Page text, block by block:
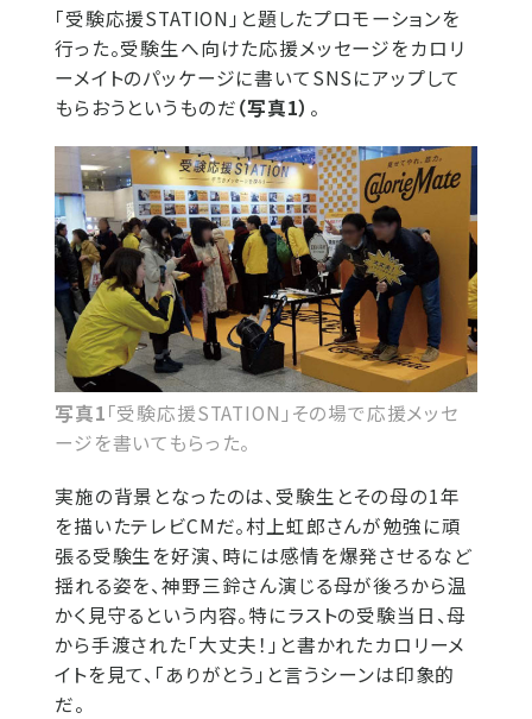
「受験応援STATION」と題したプロモーションを
行った。受験生へ向けた応援メッセージをカロリ
ーメイトのパッケージに書いてSNSにアップして
もらおうというものだ（写真1） 。
写真1「受験応援STATION」その場で応援メッセ
ージを書いてもらった。
実施の背景となったのは、受験生とその母の1年
を描いたテレビCMだ。村上虹郎さんが勉強に頑
張る受験生を好演、時には感情を爆発させるなど
揺れる姿を、神野三鈴さん演じる母が後ろから温
かく見守るという内容。特にラストの受験当日、母
から手渡された「大丈夫！」と書かれたカロリーメ
イトを見て、「ありがとう」と言うシーンは印象的
だ。